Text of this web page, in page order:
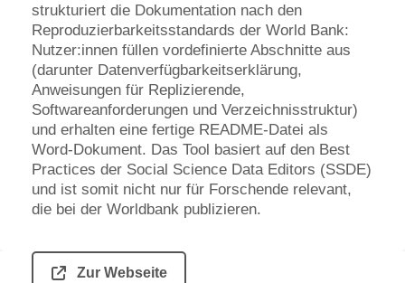
strukturiert die Dokumentation nach den
Reproduzierbarkeitsstandards der World Bank:
Nutzer:innen füllen vordefinierte Abschnitte aus
(darunter Datenverfügbarkeitserklärung,
Anweisungen für Replizierende,
Softwareanforderungen und Verzeichnisstruktur)
und erhalten eine fertige README-Datei als
Word-Dokument. Das Tool basiert auf den Best
Practices der Social Science Data Editors (SSDE)
und ist somit nicht nur für Forschende relevant,
die bei der Worldbank publizieren.
Zur Webseite